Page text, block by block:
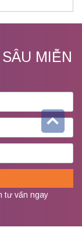
MIỄN
tư vấn ngay